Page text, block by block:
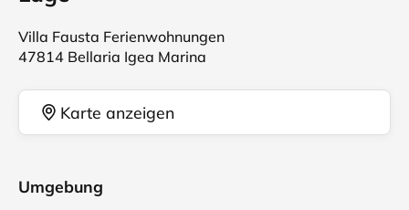
Villa Fausta Ferienwohnungen
47814 Bellaria Igea Marina
Karte anzeigen
Umgebung